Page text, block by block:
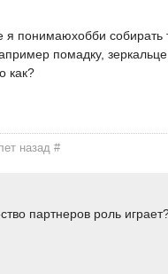
я понимаюхобби собирать
помадку,
как?
назад#
партнеров роль